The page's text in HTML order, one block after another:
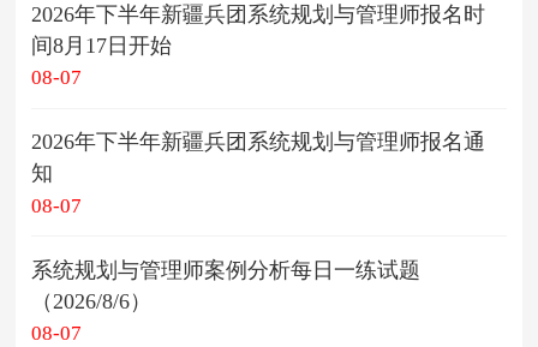
2026年下半年新疆兵团系统规划与管理师报名时
间8月17日开始
08-07
2026年下半年新疆兵团系统规划与管理师报名通
知
08-07
系统规划与管理师案例分析每日一练试题
（2026/8/6）
08-07